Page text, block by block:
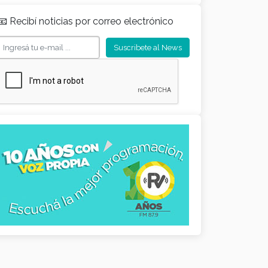
Recibí noticias por correo electrónico